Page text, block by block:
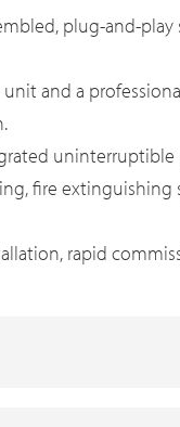
plug-and-
and a
fire extinguishing
rapid